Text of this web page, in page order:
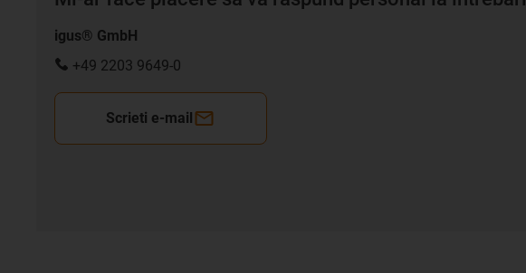
igus® GmbH
+49 2203 9649-0
Scrieti e-mail